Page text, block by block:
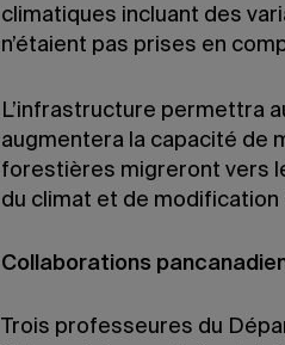
climatiques incluant des
n’étaient pas prises en
L’infrastructure permettra
augmentera la capacité de
forestières migreront vers
du climat et de
Collaborations
Trois professeures du